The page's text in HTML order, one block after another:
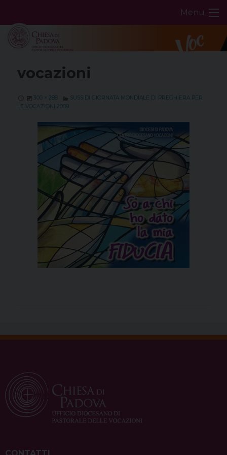
content
Menu
vocazioni
300 × 288
SUSSIDI GIORNATA MONDIALE DI PREGHIERA PER
LE VOCAZIONI 2009